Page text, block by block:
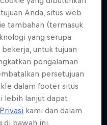
Anda, situs web
tambahan (termasuk
yang serupa
untuk tujuan
pengalaman
persetujuan
dalam footer situs
lebih lanjut dapat
kami dan dalam
di bawah ini.